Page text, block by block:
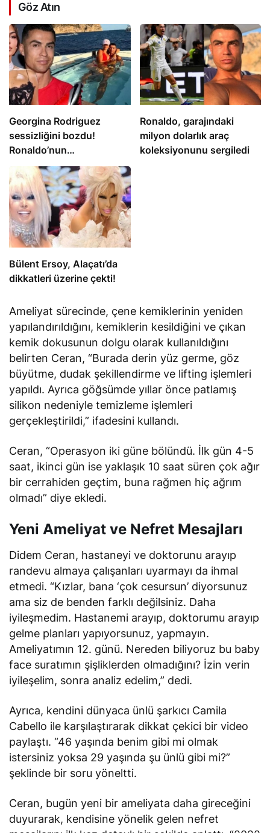
Göz Atın
Georgina Rodriguez
sessizliğini bozdu!
Ronaldo’nun
nişanlısından dikkat
çeken açıklama
Ronaldo, garajındaki
milyon dolarlık araç
koleksiyonunu sergiledi
Bülent Ersoy, Alaçatı’da
dikkatleri üzerine çekti!
Ameliyat sürecinde, çene kemiklerinin yeniden
yapılandırıldığını, kemiklerin kesildiğini ve çıkan
kemik dokusunun dolgu olarak kullanıldığını
belirten Ceran, “Burada derin yüz germe, göz
büyütme, dudak şekillendirme ve lifting işlemleri
yapıldı. Ayrıca göğsümde yıllar önce patlamış
silikon nedeniyle temizleme işlemleri
gerçekleştirildi,” ifadesini kullandı.
Ceran, “Operasyon iki güne bölündü. İlk gün 4-5
saat, ikinci gün ise yaklaşık 10 saat süren çok ağır
bir cerrahiden geçtim, buna rağmen hiç ağrım
olmadı” diye ekledi.
Yeni Ameliyat ve Nefret Mesajları
Didem Ceran, hastaneyi ve doktorunu arayıp
randevu almaya çalışanları uyarmayı da ihmal
etmedi. “Kızlar, bana ‘çok cesursun’ diyorsunuz
ama siz de benden farklı değilsiniz. Daha
iyileşmedim. Hastanemi arayıp, doktorumu arayıp
gelme planları yapıyorsunuz, yapmayın.
Ameliyatımın 12. günü. Nereden biliyoruz bu baby
face suratımın şişliklerden olmadığını? İzin verin
iyileşelim, sonra analiz edelim,” dedi.
Ayrıca, kendini dünyaca ünlü şarkıcı Camila
Cabello ile karşılaştırarak dikkat çekici bir video
paylaştı. “46 yaşında benim gibi mi olmak
istersiniz yoksa 29 yaşında şu ünlü gibi mi?”
şeklinde bir soru yöneltti.
Ceran, bugün yeni bir ameliyata daha gireceğini
duyurarak, kendisine yönelik gelen nefret